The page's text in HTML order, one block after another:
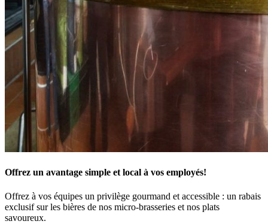
Offrez un avantage simple et local à vos employés!
Offrez à vos équipes un privilège gourmand et accessible : un rabais
exclusif sur les bières de nos micro-brasseries et nos plats
savoureux.